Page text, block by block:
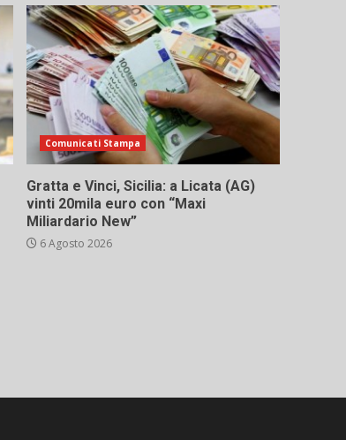
Comunicati Stampa
Gratta e Vinci, Sicilia: a Licata (AG)
vinti 20mila euro con “Maxi
Miliardario New”
6 Agosto 2026